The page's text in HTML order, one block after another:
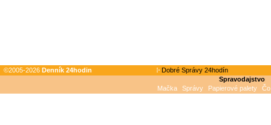
©2005-2026 Denník 24hodin
Dobré Správy 24hodín
Spravodajstvo
Mačka
Správy Papierové palety